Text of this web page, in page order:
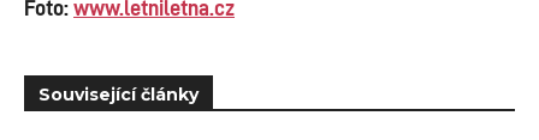
Foto:www.letniletna.cz
Související články